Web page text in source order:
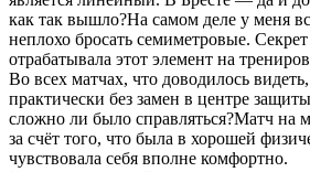
как так вышло?На самом деле у меня
неплохо бросать семиметровые.
отрабатывала этот элемент на
Во всех матчах, что доводилось
практически без замен в центре
сложно ли было справляться?Матч на
за счёт того, что была в хорошей
чувствовала себя вполне комфортно.